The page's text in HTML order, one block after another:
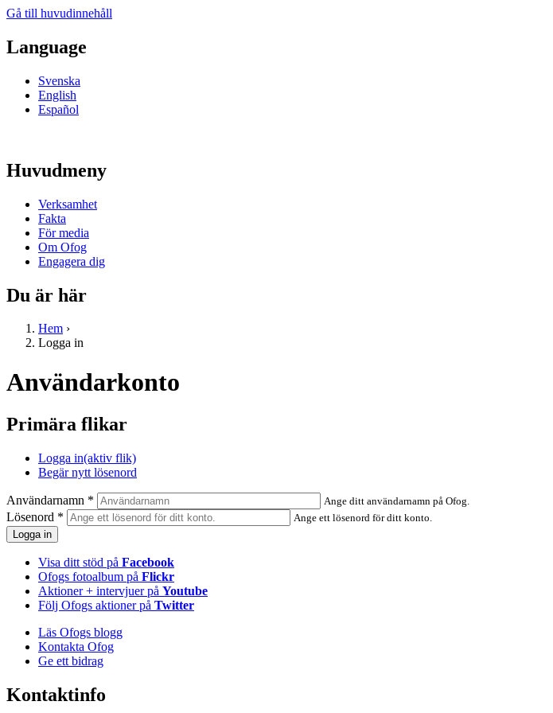
Gå till huvudinnehåll
Language
Svenska
English
Español
Huvudmeny
Verksamhet
Fakta
För media
Om Ofog
Engagera dig
Du är här
Hem ›
Logga in
Användarkonto
Primära flikar
Logga in(aktiv flik)
Begär nytt lösenord
Användarnamn * Ange ditt användarnamn på Ofog.
Lösenord * Ange ett lösenord för ditt konto.
Visa ditt stöd på Facebook
Ofogs fotoalbum på Flickr
Aktioner + intervjuer på Youtube
Följ Ofogs aktioner på Twitter
Läs Ofogs blogg
Kontakta Ofog
Ge ett bidrag
Kontaktinfo